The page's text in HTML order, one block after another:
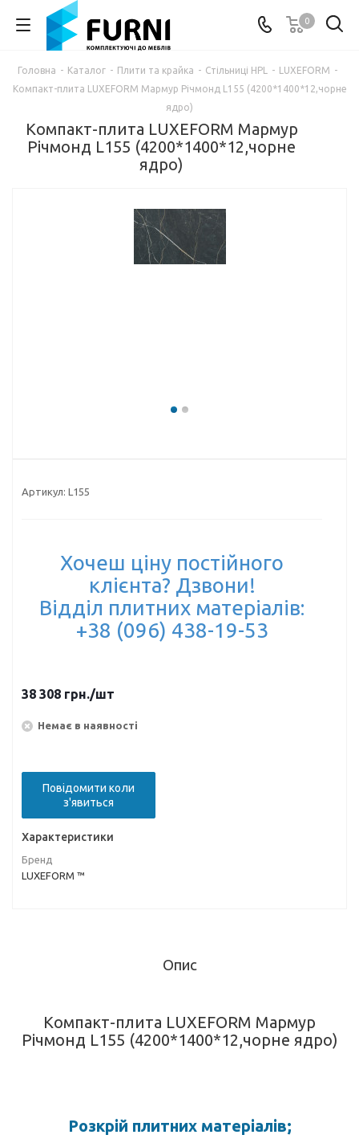
0
Головна - Каталог - Плити та крайка - Стільниці HPL - LUXEFORM -
Компакт-плита LUXEFORM Мармур Річмонд L155 (4200*1400*12,чорне
ядро)
Компакт-плита LUXEFORM Мармур
Річмонд L155 (4200*1400*12,чорне
ядро)
Артикул: L155
Хочеш ціну постійного
клієнта? Дзвони!
Відділ плитних матеріалів:
+38 (096) 438-19-53
38 308 грн./шт
Немає в наявності
Повідомити коли
з'явиться
Характеристики
Бренд
LUXEFORM ™
Опис
Компакт-плита LUXEFORM Мармур
Річмонд L155 (4200*1400*12,чорне ядро)
Розкрій плитних матеріалів;